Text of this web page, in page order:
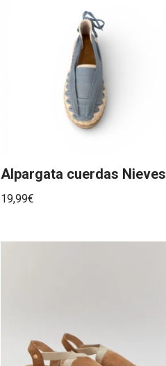
Alpargata cuerdas Nieves
19,99€